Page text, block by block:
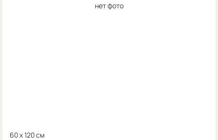
нет фото
60 x 120 см